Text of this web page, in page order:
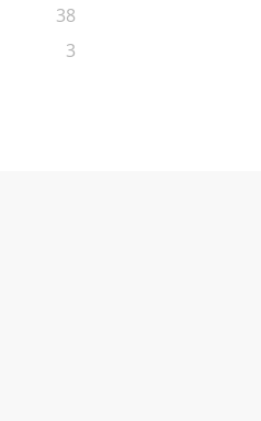
38
3